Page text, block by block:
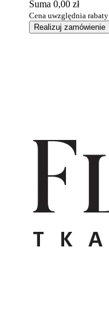
Suma 0,00 zł
Cena uwzględnia rabaty
Realizuj zamówienie